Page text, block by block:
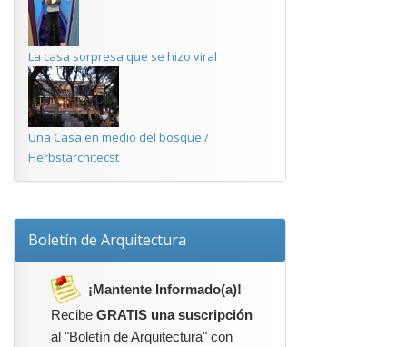
La casa sorpresa que se hizo viral
Una Casa en medio del bosque /
Herbstarchitecst
Boletín de Arquitectura
¡Mantente Informado(a)!
Recibe GRATIS una suscripción
al "Boletín de Arquitectura" con